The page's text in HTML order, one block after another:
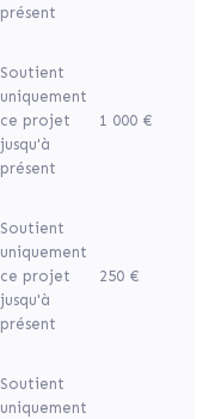
présent
Soutient
uniquement
ce projet
jusqu'à
présent
1 000 €
Soutient
uniquement
ce projet
jusqu'à
présent
250 €
Soutient
uniquement